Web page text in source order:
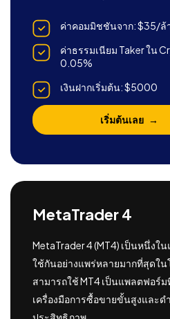
ค่าคอมมิชชันจาก: $35/ล้
ค่าธรรมเนียม Taker ใน
0.05%
เงินฝากเริ่มต้น: $5000
เริ่มต้นเลย
MetaTrader 4
MetaTrader 4 (MT4) เป็นหนึ่ง
ใช้กันอย่างแพร่หลายมากที่สุดใ
สามารถใช้ MT4 เป็นแพลตฟอร์
เครื่องมือการซื้อขายขั้นสูงและด